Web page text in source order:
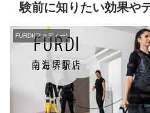
験前に知りたい効果や
FURDI(ファディー)